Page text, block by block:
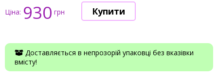
Ціна: 930 грн
Доставляється в непрозорій упаковці без вказівки
вмісту!